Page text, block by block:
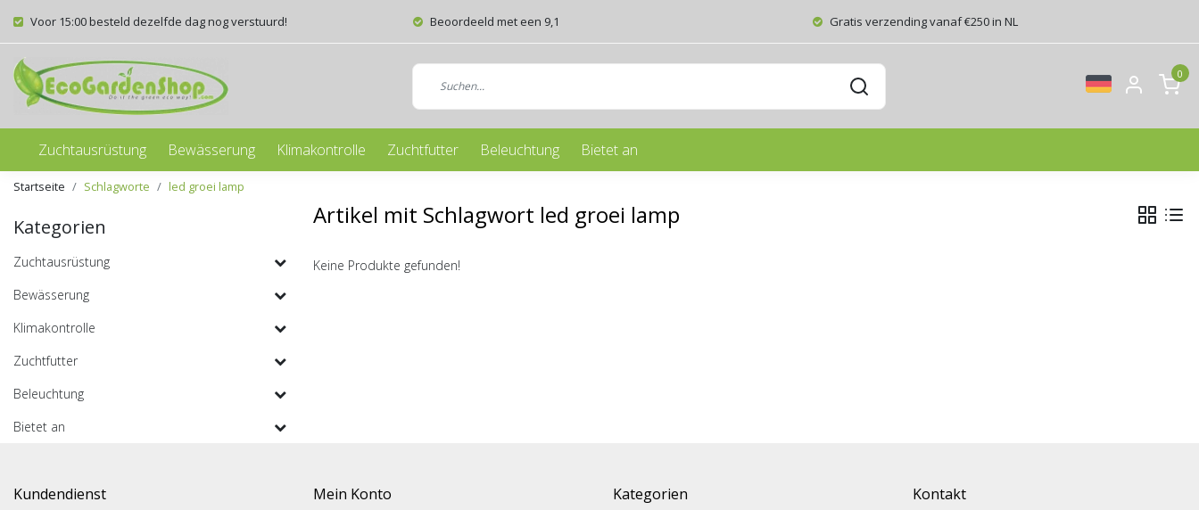
Voor 15:00 besteld dezelfde dag nog verstuurd! Beoordeeld met een 9,1 Gratis verzending vanaf €250 in NL
0
Zuchtausrüstung Bewässerung Klimakontrolle Zuchtfutter Beleuchtung Bietet an
Startseite Schlagworte led groei lamp
Kategorien
Zuchtausrüstung
Bewässerung
Klimakontrolle
Zuchtfutter
Beleuchtung
Bietet an
Artikel mit Schlagwort led groei lamp
Keine Produkte gefunden!
Kundendienst Mein Konto Kategorien Kontakt